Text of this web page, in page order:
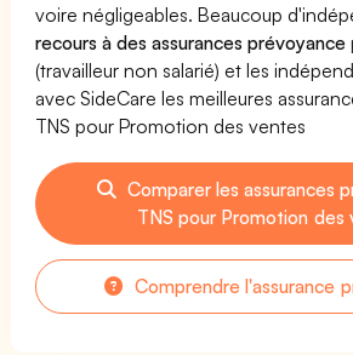
voire négligeables. Beaucoup
recours à des assurances prévoyance
(travailleur non salarié) et les
avec SideCare les meilleures
TNS pour Promotion des ventes
Comparer les assurances
TNS pour Promotion des
Comprendre l'assurance